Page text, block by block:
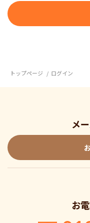
トップページ ログイン
メ
お